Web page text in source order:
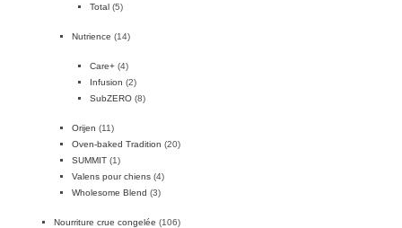
Total (5)
Nutrience (14)
Care+ (4)
Infusion (2)
SubZERO (8)
Orijen (11)
Oven-baked Tradition (20)
SUMMIT (1)
Valens pour chiens (4)
Wholesome Blend (3)
Nourriture crue congelée (106)